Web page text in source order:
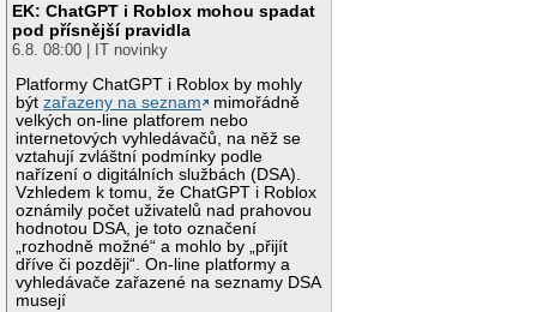
EK: ChatGPT i Roblox mohou spadat
pod přísnější pravidla
6.8. 08:00 | IT novinky
Platformy ChatGPT i Roblox by mohly
býtzařazeny na seznam
mimořádně
velkých on-line platforem nebo
internetových vyhledávačů, na něž se
vztahují zvláštní podmínky podle
nařízení o digitálních službách (DSA).
Vzhledem k tomu, že ChatGPT i Roblox
oznámily počet uživatelů nad prahovou
hodnotou DSA, je toto označení
„rozhodně možné“ a mohlo by „přijít
dříve či později“. On-line platformy a
vyhledávače zařazené na seznamy DSA
musejí